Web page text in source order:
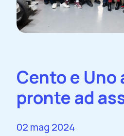
Cento e Uno
pronte ad
02 mag 2024